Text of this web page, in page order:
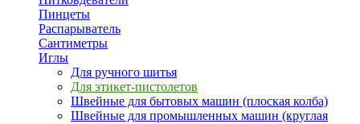
Пинцеты
Распарыватель
Сантиметры
Иглы
Для ручного шитья
Для этикет-пистолетов
Швейные для бытовых машин (плоская колба)
Швейные для промышленных машин (круглая